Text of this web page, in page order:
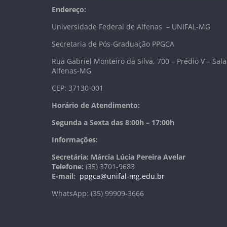
Endereço:
Universidade Federal de Alfenas – UNIFAL-MG
Secretaria de Pós-Graduação PPGCA
Rua Gabriel Monteiro da Silva, 700 – Prédio V –
Alfenas-MG
CEP: 37130-001
Horário de Atendimento:
Segunda a Sexta das 8:00h – 17:00h
Informações:
Secretária: Márcia Lúcia Pereira Avelar
Telefone: (35) 3701-9683
E-mail: ppgca@unifal-mg.edu.br
WhatsApp: (35) 99909-3666